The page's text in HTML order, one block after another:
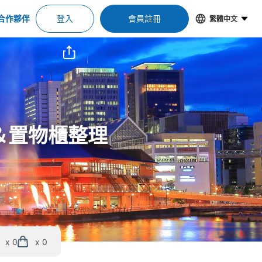
作夥伴 登入 會員註冊 繁體中文
物櫃整理
x 0 x 0